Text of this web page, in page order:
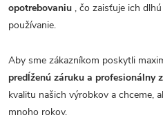
opotrebovaniu , čo zaisťuje ich
používanie.
Aby sme zákazníkom poskytli
predĺženú záruku a profesionálny
kvalitu našich výrobkov a chceme,
mnoho rokov.